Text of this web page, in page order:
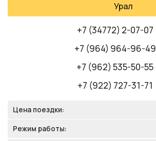
Урал
+7 (34772) 2-07-07
+7 (964) 964-96-49
+7 (962) 535-50-55
+7 (922) 727-31-71
Цена поездки:
Режим работы: